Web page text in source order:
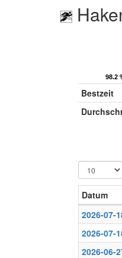
98.2
98.2
Bestzeit
Datum
2026-07-
2026-07-
2026-06-